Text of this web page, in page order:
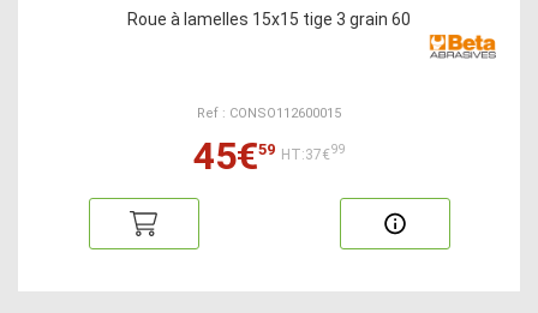
Roue à lamelles 15x15 tige 3 grain 60
Ref : CONSO112600015
45€59 HT:37€99